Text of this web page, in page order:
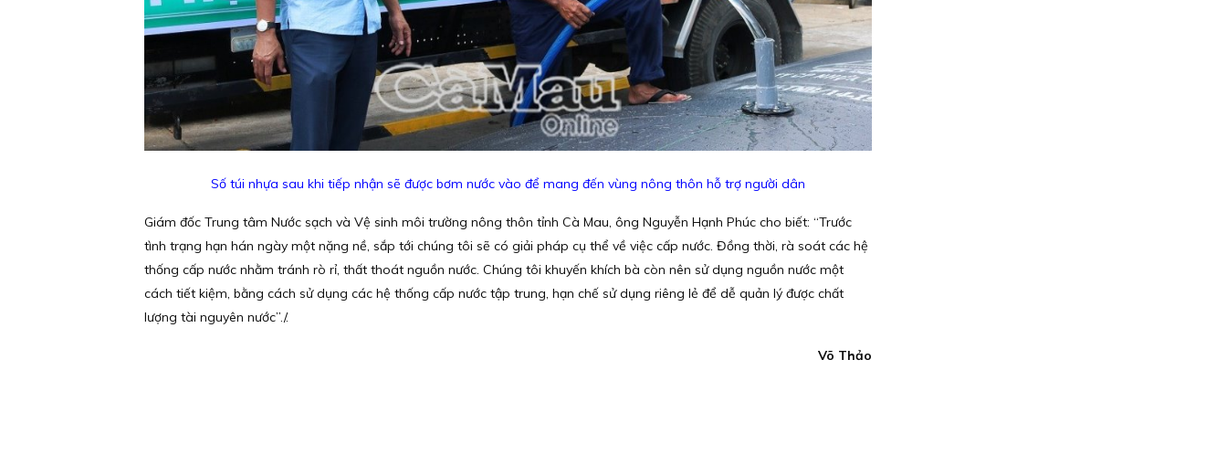
Số túi nhựa sau khi tiếp nhận sẽ được bơm nước vào để mang đến vùng nông thôn hỗ trợ người dân
Giám đốc Trung tâm Nước sạch và Vệ sinh môi trường nông thôn tỉnh Cà Mau, ông Nguyễn Hạnh Phúc cho biết: “Trước
tình trạng hạn hán ngày một nặng nề, sắp tới chúng tôi sẽ có giải pháp cụ thể về việc cấp nước. Đồng thời, rà soát các hệ
thống cấp nước nhằm tránh rò rỉ, thất thoát nguồn nước. Chúng tôi khuyến khích bà còn nên sử dụng nguồn nước một
cách tiết kiệm, bằng cách sử dụng các hệ thống cấp nước tập trung, hạn chế sử dụng riêng lẻ để dễ quản lý được chất
lượng tài nguyên nước”./.
Võ Thảo